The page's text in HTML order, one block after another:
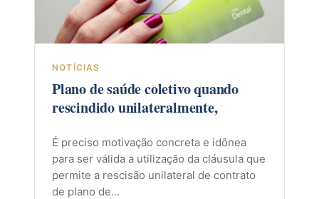
NOTÍCIAS
Plano de saúde coletivo quando
rescindido unilateralmente,
É preciso motivação concreta e idônea
para ser válida a utilização da cláusula que
permite a rescisão unilateral de contrato
de plano de…